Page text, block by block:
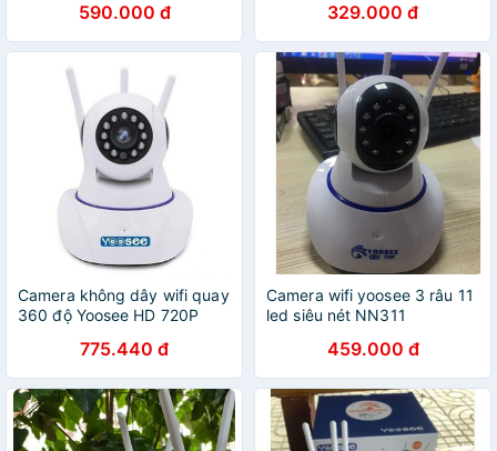
590.000 đ 329.000 đ
Camera không dây wifi quay
360 độ Yoosee HD 720P
775.440 đ
Camera wifi yoosee 3 râu 11
led siêu nét NN311
459.000 đ